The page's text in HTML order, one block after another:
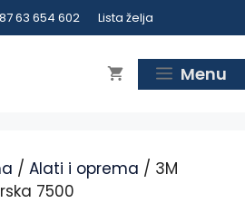
63 654 602 Lista želja
Menu
/ Alati i oprema / 3M
7500